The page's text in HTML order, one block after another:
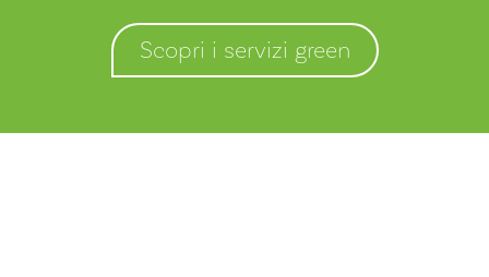
Scopri i servizi green